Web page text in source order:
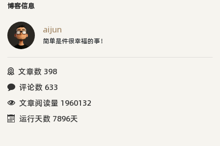
博客信息
aijun
简单是件很幸福的事！
文章数 398
评论数 633
文章阅读量 1960132
运行天数 7896天